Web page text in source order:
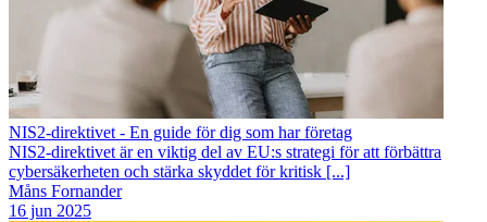
NIS2-direktivet - En guide för dig som har företag
NIS2-direktivet är en viktig del av EU:s strategi för att förbättra
cybersäkerheten och stärka skyddet för kritisk [...]
Måns Fornander
16 jun 2025